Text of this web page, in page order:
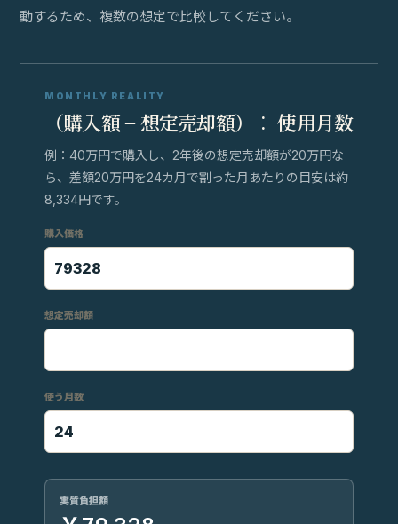
動するため、複数の想定で比較してください。
MONTHLY REALITY
（購入額 − 想定売却額）÷ 使用月数
例：40万円で購入し、2年後の想定売却額が20万円な
ら、差額20万円を24カ月で割った月あたりの目安は約
8,334円です。
購入価格
想定売却額
使う月数
実質負担額